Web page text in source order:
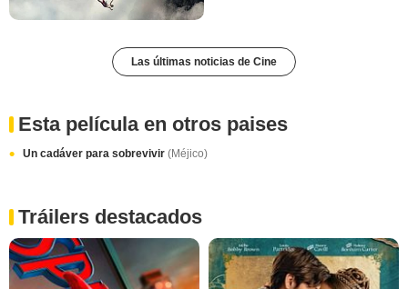
Las últimas noticias de Cine
Esta película en otros paises
Un cadáver para sobrevivir (Méjico)
Tráilers destacados